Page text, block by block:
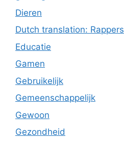
Dieren
Dutch translation: Rappers
Educatie
Gamen
Gebruikelijk
Gemeenschappelijk
Gewoon
Gezondheid